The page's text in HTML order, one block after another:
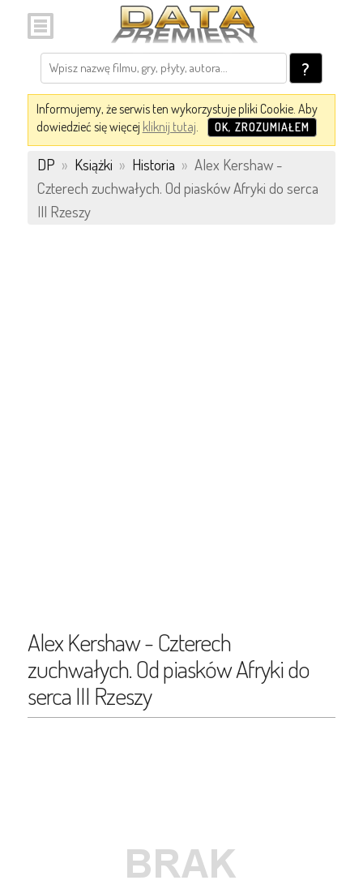
?
Informujemy, że serwis ten wykorzystuje pliki Cookie. Aby
dowiedzieć się więcej kliknij tutaj. OK, ZROZUMIAŁEM
DP » Książki » Historia » Alex Kershaw -
Czterech zuchwałych. Od piasków Afryki do serca
III Rzeszy
Alex Kershaw - Czterech
zuchwałych. Od piasków Afryki do
serca III Rzeszy